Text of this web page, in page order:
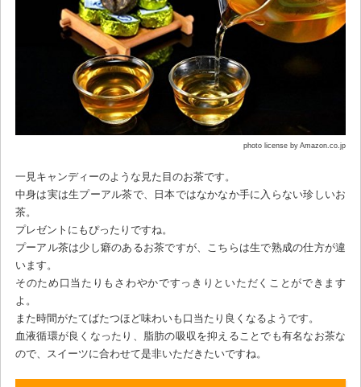
photo license by Amazon.co.jp
一見キャンディーのような見た目のお茶です。
中身は実は生プーアル茶で、日本ではなかなか手に入らない珍しいお
茶。
プレゼントにもぴったりですね。
プーアル茶は少し癖のあるお茶ですが、こちらは生で熟成の仕方が違
います。
そのため口当たりもさわやかですっきりといただくことができます
よ。
また時間がたてばたつほど味わいも口当たり良くなるようです。
血液循環が良くなったり、脂肪の吸収を抑えることでも有名なお茶な
ので、スイーツに合わせて是非いただきたいですね。